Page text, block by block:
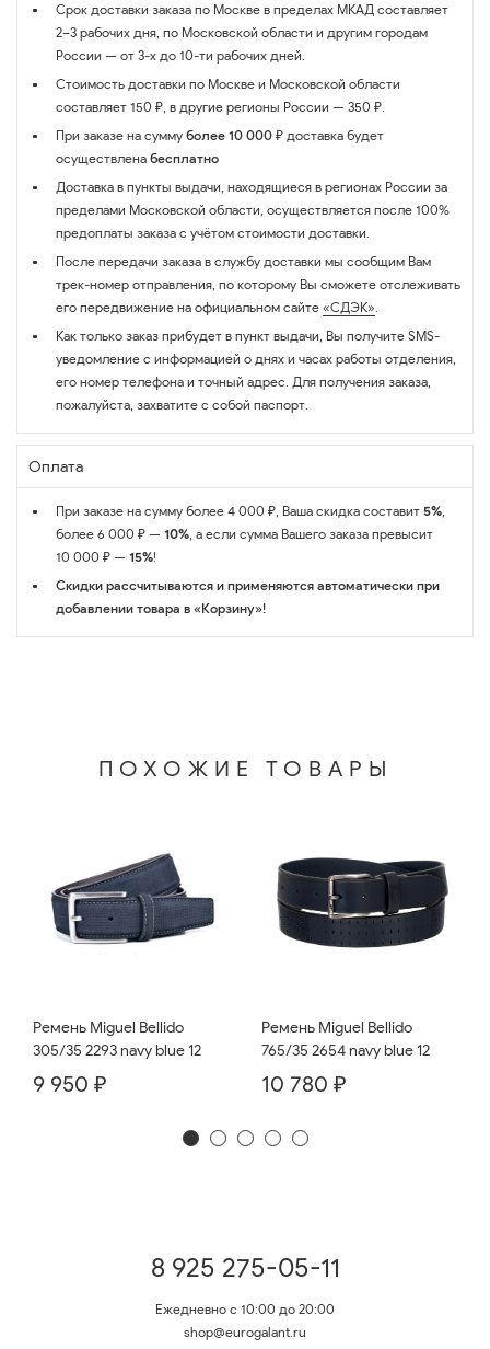
Срок доставки заказа по Москве в пределах МКАД составляет
2–3 рабочих дня, по Московской области и другим городам
России — от 3-х до 10-ти рабочих дней.
Стоимость доставки по Москве и Московской области
составляет 150 ₽, в другие регионы России — 350 ₽.
При заказе на сумму более 10 000 ₽ доставка будет
осуществлена бесплатно
Доставка в пункты выдачи, находящиеся в регионах России за
пределами Московской области, осуществляется после 100%
предоплаты заказа с учётом стоимости доставки.
После передачи заказа в службу доставки мы сообщим Вам
трек-номер отправления, по которому Вы сможете отслеживать
его передвижение на официальном сайте «СДЭК».
Как только заказ прибудет в пункт выдачи, Вы получите SMS-
уведомление с информацией о днях и часах работы отделения,
его номер телефона и точный адрес. Для получения заказа,
пожалуйста, захватите с собой паспорт.
Оплата
При заказе на сумму более 4 000 ₽, Ваша скидка составит 5%,
более 6 000 ₽ — 10%, а если сумма Вашего заказа превысит
10 000 ₽ — 15%!
Скидки рассчитываются и применяются автоматически при
добавлении товара в «Корзину»!
ПОХОЖИЕ ТОВАРЫ
Ремень Miguel Bellido
305/35 2293 navy blue 12
9 950 ₽
Ремень Miguel Bellido
765/35 2654 navy blue 12
10 780 ₽
8 925 275-05-11
Ежедневно с 10:00 до 20:00
shop@eurogalant.ru